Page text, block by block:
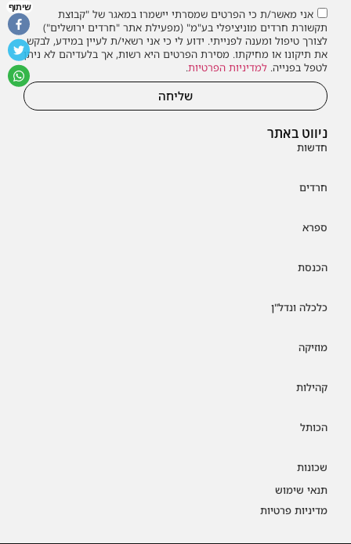
ניווט באתר
חדשות
חרדים
ספרא
הכנסת
כלכלה ונדל"ן
מוזיקה
קהילות
הכותל
שכונות
תנאי שימוש
מדיניות פרטיות
אני מאשר/ת כי הפרטים שמסרתי יישמרו במאגר של "קבוצת
תקשורת חרדים מוניציפלי בע"מ" (מפעילת אתר "חרדים ירושלים")
לצורך טיפול ומענה לפנייתי. ידוע לי כי אני רשאי/ת לעיין במידע, לבקש
את תיקונו או מחיקתו. מסירת הפרטים היא רשות, אך בלעדיהם לא ניתן
לטפל בפנייה. למדיניות הפרטיות.
שליחה
שיתוף